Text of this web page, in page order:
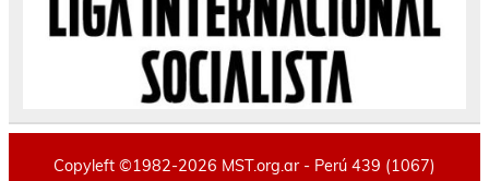
Copyleft ©1982-2026 MST.org.ar - Perú 439 (1067)